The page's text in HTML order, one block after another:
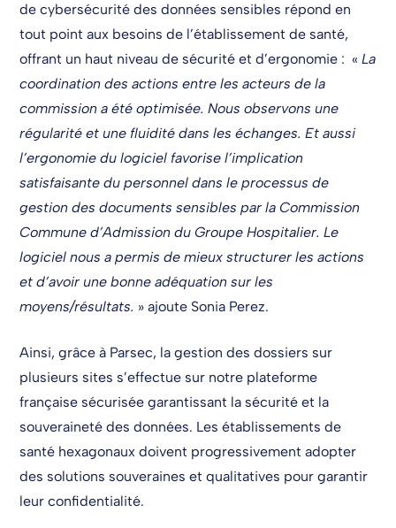
de cybersécurité des données sensibles répond en
tout point aux besoins de l’établissement de santé,
offrant un haut niveau de sécurité et d’ergonomie : «La
coordination des actions entre les acteurs de la
commission a été optimisée. Nous observons une
régularité et une fluidité dans les échanges. Et aussi
l’ergonomie du logiciel favorise l’implication
satisfaisante du personnel dans le processus de
gestion des documents sensibles par la Commission
Commune d’Admission du Groupe Hospitalier. Le
logiciel nous a permis de mieux structurer les actions
et d’avoir une bonne adéquation sur les
moyens/résultats. » ajoute Sonia Perez.
Ainsi, grâce à Parsec, la gestion des dossiers sur
plusieurs sites s’effectue sur notre plateforme
française sécurisée garantissant la sécurité et la
souveraineté des données. Les établissements de
santé hexagonaux doivent progressivement adopter
des solutions souveraines et qualitatives pour garantir
leur confidentialité.